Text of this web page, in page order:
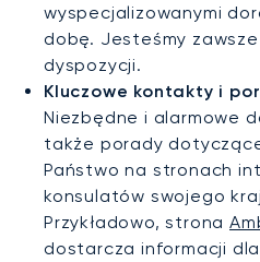
wyspecjalizowanymi
dobę. Jesteśmy
dyspozycji.
Kluczowe kontakty i
Niezbędne i alarmowe
także porady
Państwo na stronach
konsulatów swojego
Przykładowo, strona
dostarcza informacji